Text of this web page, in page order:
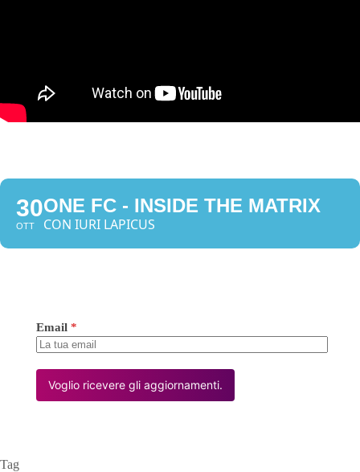
30
OTT
ONE FC - INSIDE THE MATRIX
CON IURI LAPICUS
Email *
Voglio ricevere gli aggiornamenti.
Tag